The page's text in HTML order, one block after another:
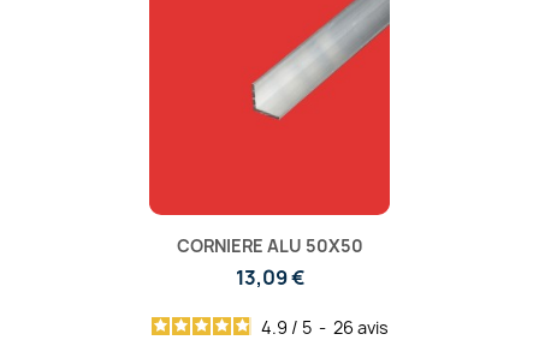
CORNIERE ALU 50X50
13,09 €
4.9 / 5 - 26 avis